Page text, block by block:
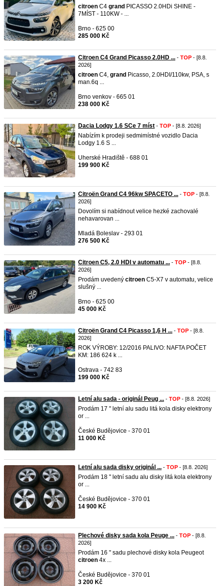
citroen C4 grand PICASSO 2.0HDi SHINE -
7MÍST - 110KW - ...
Brno - 625 00
285 000 Kč
Citroen C4 Grand Picasso 2.0HD ... - TOP - [8.8.
2026]
citroen C4, grand Picasso, 2.0HDI/110kw, PSA, s
man.6q ...
Brno venkov - 665 01
238 000 Kč
Dacia Lodgy 1.6 SCe 7 míst - TOP - [8.8. 2026]
Nabízím k prodeji sedmimístné vozidlo Dacia
Lodgy 1.6 S ...
Uherské Hradiště - 688 01
199 900 Kč
Citroën Grand C4 96kw SPACETO ... - TOP - [8.8.
2026]
Dovolím si nabídnout velice hezké zachovalé
nehavarovan ...
Mladá Boleslav - 293 01
276 500 Kč
Citroen C5, 2.0 HDI v automatu ... - TOP - [8.8.
2026]
Prodám uvedený citroen C5-X7 v automatu, velice
slušný ...
Brno - 625 00
45 000 Kč
Citroën Grand C4 Picasso 1,6 H ... - TOP - [8.8.
2026]
ROK VÝROBY: 12/2016 PALIVO: NAFTA POČET
KM: 186 624 k ...
Ostrava - 742 83
199 000 Kč
Letní alu sada - originál Peug ... - TOP - [8.8. 2026]
Prodám 17 " letní alu sadu litá kola disky elektrony
or ...
České Budějovice - 370 01
11 000 Kč
Letní alu sada disky originál ... - TOP - [8.8. 2026]
Prodám 18 " letní sadu alu disky litá kola elektrony
or ...
České Budějovice - 370 01
14 900 Kč
Plechové disky sada kola Peuge ... - TOP - [8.8.
2026]
Prodám 16 " sadu plechové disky kola Peugeot
citroen 4x ...
České Budějovice - 370 01
3 200 Kč